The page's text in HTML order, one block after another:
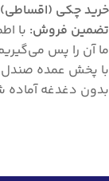
خرید چکی
تضمین فروش: با
ما آن را پس
با پخش عمده صندل
بدون دغدغه آماده